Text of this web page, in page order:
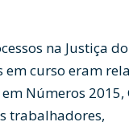
na Justiça
em curso eram
Números 2015,
trabalhadores,